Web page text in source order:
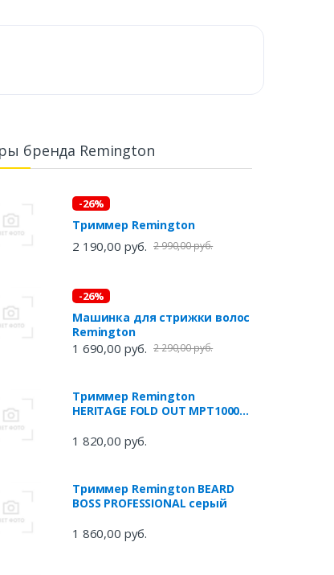
бренда Remington
-26%
Триммер Remington
2 190,00 руб. 2 990,00 руб.
-26%
Машинка для стрижки волос
Remington
1 690,00 руб. 2 290,00 руб.
Триммер Remington
HERITAGE FOLD OUT MPT1000
1 820,00 руб.
Триммер Remington BEARD
BOSS PROFESSIONAL серый
1 860,00 руб.